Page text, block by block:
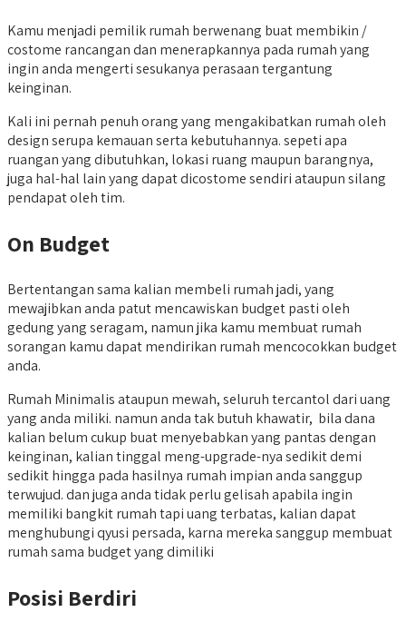
Kamu menjadi pemilik rumah berwenang buat membikin /
costome rancangan dan menerapkannya pada rumah yang
ingin anda mengerti sesukanya perasaan tergantung
keinginan.
Kali ini pernah penuh orang yang mengakibatkan rumah oleh
design serupa kemauan serta kebutuhannya. sepeti apa
ruangan yang dibutuhkan, lokasi ruang maupun barangnya,
juga hal-hal lain yang dapat dicostome sendiri ataupun silang
pendapat oleh tim.
On Budget
Bertentangan sama kalian membeli rumah jadi, yang
mewajibkan anda patut mencawiskan budget pasti oleh
gedung yang seragam, namun jika kamu membuat rumah
sorangan kamu dapat mendirikan rumah mencocokkan budget
anda.
Rumah Minimalis ataupun mewah, seluruh tercantol dari uang
yang anda miliki. namun anda tak butuh khawatir, bila dana
kalian belum cukup buat menyebabkan yang pantas dengan
keinginan, kalian tinggal meng-upgrade-nya sedikit demi
sedikit hingga pada hasilnya rumah impian anda sanggup
terwujud. dan juga anda tidak perlu gelisah apabila ingin
memiliki bangkit rumah tapi uang terbatas, kalian dapat
menghubungi qyusi persada, karna mereka sanggup membuat
rumah sama budget yang dimiliki
Posisi Berdiri